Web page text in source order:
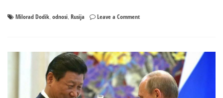
Milorad Dodik odnosi Rusija Leave a Commenton
nikada
nije
doveo
u
pitanje